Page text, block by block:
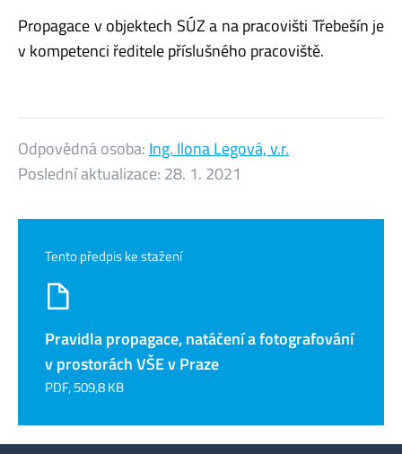
Propagace v objektech SÚZ a na pracovišti Třebešín je
v kompetenci ředitele příslušného pracoviště.
Odpovědná osoba: Ing. Ilona Legová, v.r.
Poslední aktualizace: 28. 1. 2021
Tento předpis ke stažení
Pravidla propagace, natáčení a fotografování
v prostorách VŠE v Praze
PDF, 509,8 KB